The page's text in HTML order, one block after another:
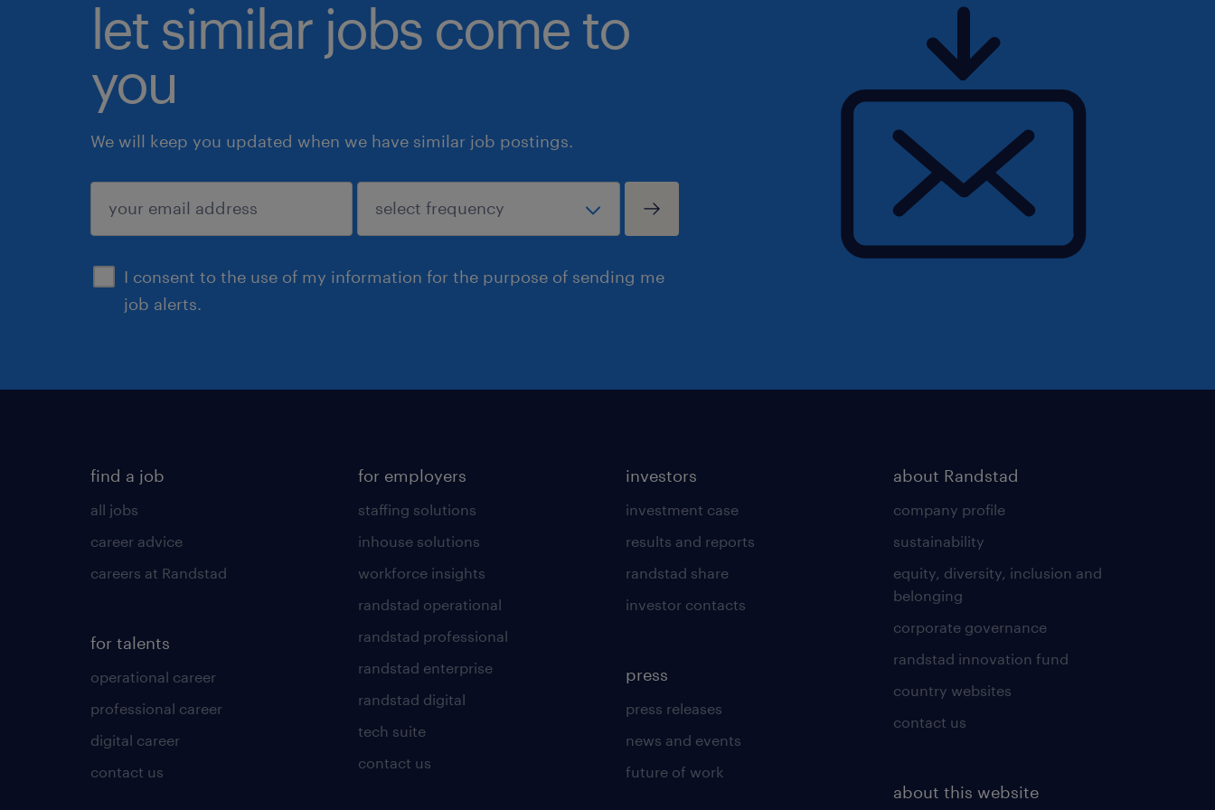
let similar jobs come to
you
We will keep you updated when we have similar job postings.
I consent to the use of my information for the purpose of sending me
job alerts.
submit
find a job
all jobs
career advice
careers at Randstad
for talents
operational career
professional career
digital career
contact us
for employers
staffing solutions
inhouse solutions
workforce insights
randstad operational
randstad professional
randstad enterprise
randstad digital
tech suite
contact us
investors
investment case
results and reports
randstad share
investor contacts
press
press releases
news and events
future of work
about Randstad
company profile
sustainability
equity, diversity, inclusion and
belonging
corporate governance
randstad innovation fund
country websites
contact us
about this website